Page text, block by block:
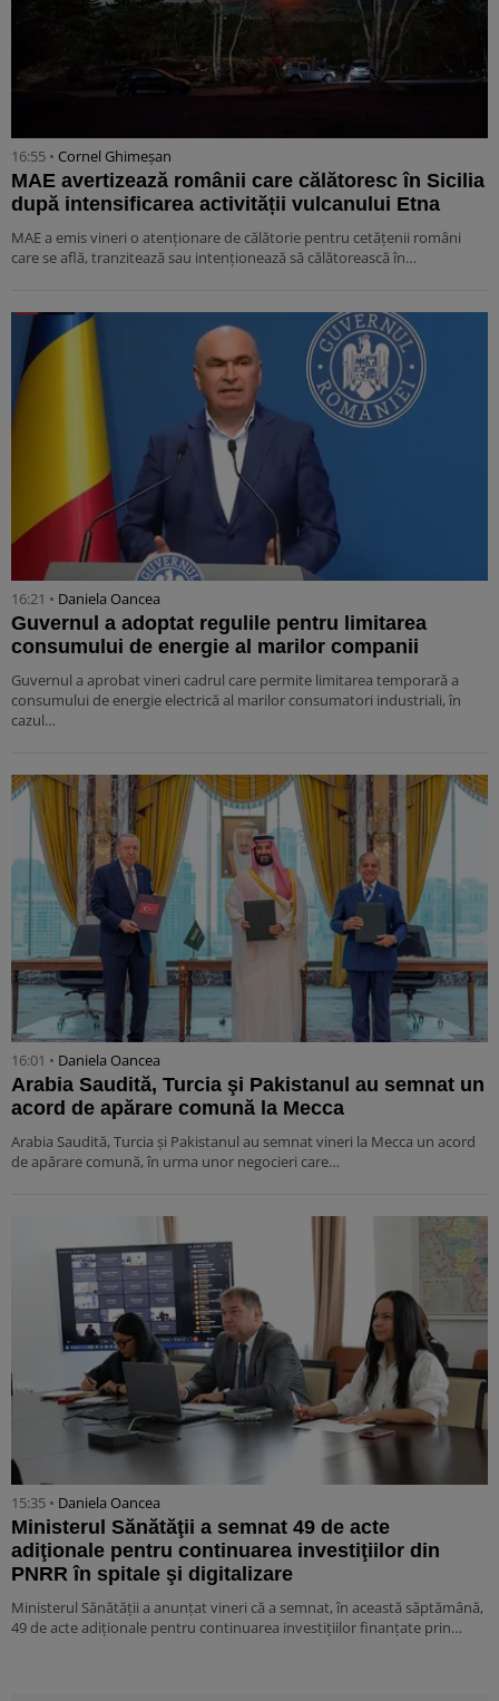
16:55 • Cornel Ghimeșan
MAE avertizează românii care călătoresc în Sicilia
după intensificarea activității vulcanului Etna
MAE a emis vineri o atenționare de călătorie pentru cetățenii români
care se află, tranzitează sau intenționează să călătorească în…
16:21 • Daniela Oancea
Guvernul a adoptat regulile pentru limitarea
consumului de energie al marilor companii
Guvernul a aprobat vineri cadrul care permite limitarea temporară a
consumului de energie electrică al marilor consumatori industriali, în
cazul…
16:01 • Daniela Oancea
Arabia Saudită, Turcia şi Pakistanul au semnat un
acord de apărare comună la Mecca
Arabia Saudită, Turcia şi Pakistanul au semnat vineri la Mecca un acord
de apărare comună, în urma unor negocieri care…
15:35 • Daniela Oancea
Ministerul Sănătăţii a semnat 49 de acte
adiţionale pentru continuarea investiţiilor din
PNRR în spitale şi digitalizare
Ministerul Sănătăţii a anunţat vineri că a semnat, în această săptămână,
49 de acte adiţionale pentru continuarea investiţiilor finanţate prin…